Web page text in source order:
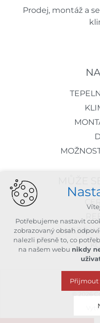
Prodej, montáž a
© 2026
Potřebujeme nastavit
zobrazovaný obsah
nalezli přesně to, co
na našem webu nikdy
Přijmout